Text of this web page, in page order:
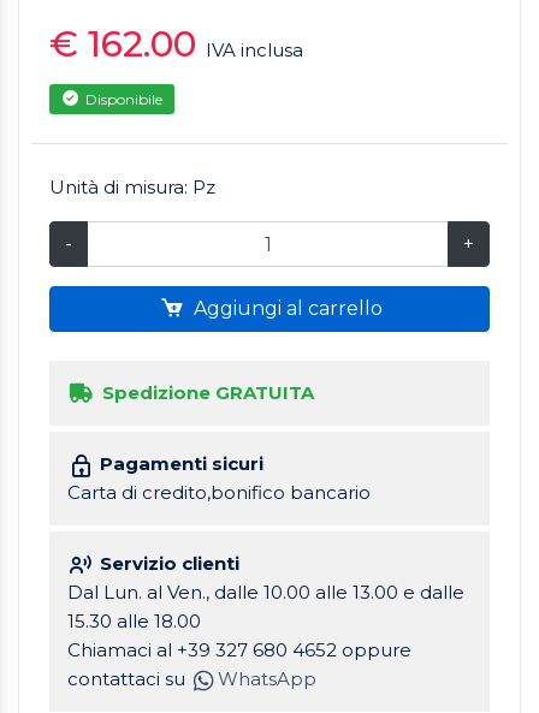
€ 162.00 IVA inclusa
Disponibile
Unità di misura: Pz
- +
Aggiungi al carrello
Spedizione GRATUITA
Pagamenti sicuri
Carta di credito,bonifico bancario
Servizio clienti
Dal Lun. al Ven., dalle 10.00 alle 13.00 e dalle
15.30 alle 18.00
Chiamaci al +39 327 680 4652 oppure
contattaci su
WhatsApp